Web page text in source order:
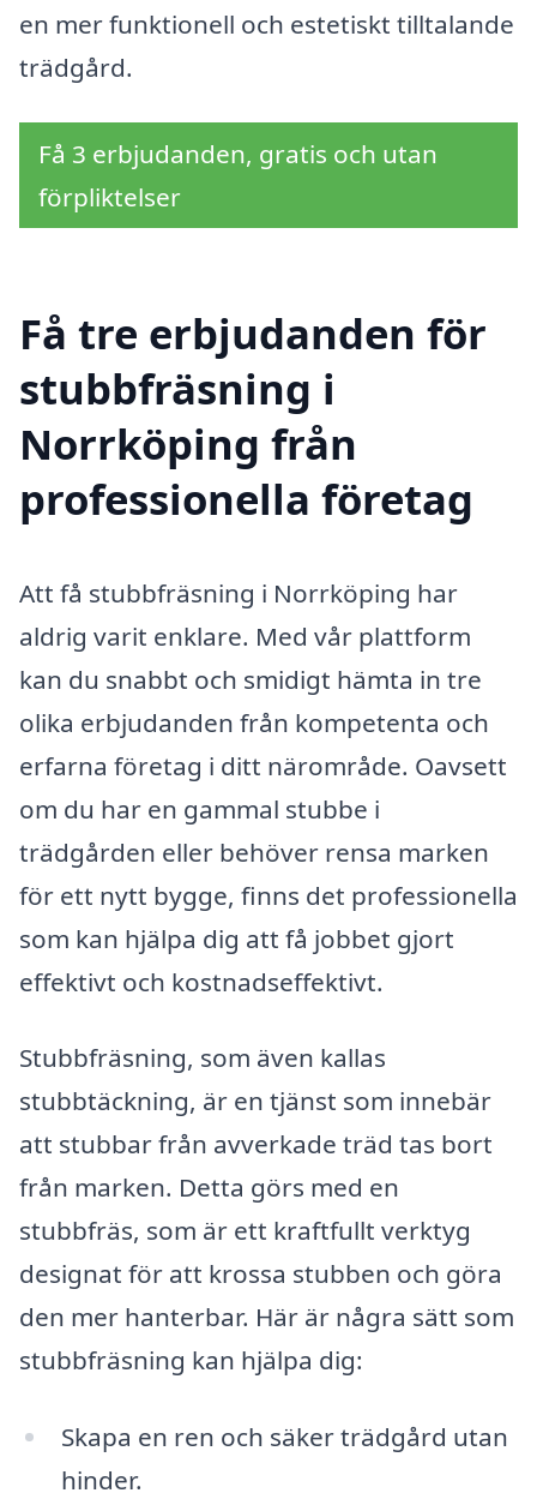
en mer funktionell och estetiskt tilltalande
trädgård.
Få 3 erbjudanden, gratis och utan
förpliktelser
Få tre erbjudanden för
stubbfräsning i
Norrköping från
professionella företag
Att få stubbfräsning i Norrköping har
aldrig varit enklare. Med vår plattform
kan du snabbt och smidigt hämta in tre
olika erbjudanden från kompetenta och
erfarna företag i ditt närområde. Oavsett
om du har en gammal stubbe i
trädgården eller behöver rensa marken
för ett nytt bygge, finns det professionella
som kan hjälpa dig att få jobbet gjort
effektivt och kostnadseffektivt.
Stubbfräsning, som även kallas
stubbtäckning, är en tjänst som innebär
att stubbar från avverkade träd tas bort
från marken. Detta görs med en
stubbfräs, som är ett kraftfullt verktyg
designat för att krossa stubben och göra
den mer hanterbar. Här är några sätt som
stubbfräsning kan hjälpa dig:
Skapa en ren och säker trädgård utan
hinder.